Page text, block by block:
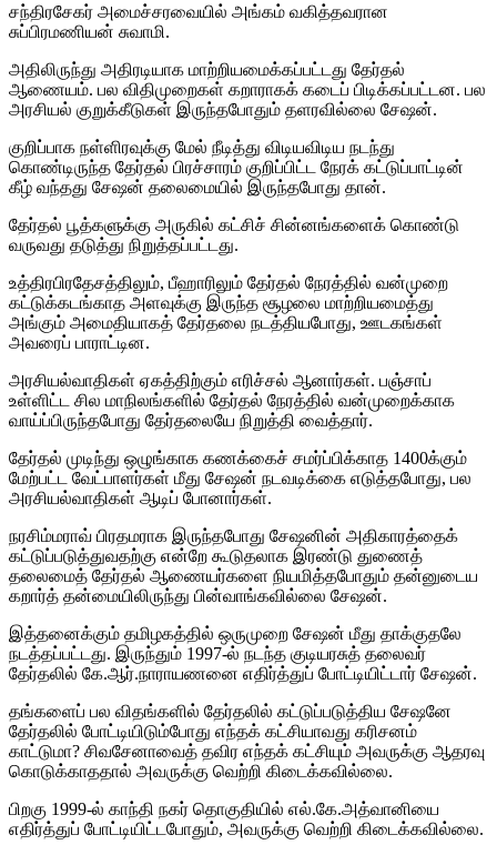
சந்திரசேகர் அமைச்சரவையில் அங்கம் வகித்தவரான
சுப்பிரமணியன் சுவாமி.
அதிலிருந்து அதிரடியாக மாற்றியமைக்கப்பட்டது தேர்தல்
ஆணையம். பல விதிமுறைகள் கறாராகக் கடைப் பிடிக்கப்பட்டன. பல
அரசியல் குறுக்கீடுகள் இருந்தபோதும் தளரவில்லை சேஷன்.
குறிப்பாக நள்ளிரவுக்கு மேல் நீடித்து விடியவிடிய நடந்து
கொண்டிருந்த தேர்தல் பிரச்சாரம் குறிப்பிட்ட நேரக் கட்டுப்பாட்டின்
கீழ் வந்தது சேஷன் தலைமையில் இருந்தபோது தான்.
தேர்தல் பூத்களுக்கு அருகில் கட்சிச் சின்னங்களைக் கொண்டு
வருவது தடுத்து நிறுத்தப்பட்டது.
உத்திரபிரதேசத்திலும், பீஹாரிலும் தேர்தல் நேரத்தில் வன்முறை
கட்டுக்கடங்காத அளவுக்கு இருந்த சூழலை மாற்றியமைத்து
அங்கும் அமைதியாகத் தேர்தலை நடத்தியபோது, ஊடகங்கள்
அவரைப் பாராட்டின.
அரசியல்வாதிகள் ஏகத்திற்கும் எரிச்சல் ஆனார்கள். பஞ்சாப்
உள்ளிட்ட சில மாநிலங்களில் தேர்தல் நேரத்தில் வன்முறைக்காக
வாய்ப்பிருந்தபோது தேர்தலையே நிறுத்தி வைத்தார்.
தேர்தல் முடிந்து ஒழுங்காக கணக்கைச் சமர்ப்பிக்காத 1400க்கும்
மேற்பட்ட வேட்பாளர்கள் மீது சேஷன் நடவடிக்கை எடுத்தபோது, பல
அரசியல்வாதிகள் ஆடிப் போனார்கள்.
நரசிம்மராவ் பிரதமராக இருந்தபோது சேஷனின் அதிகாரத்தைக்
கட்டுப்படுத்துவதற்கு என்றே கூடுதலாக இரண்டு துணைத்
தலைமைத் தேர்தல் ஆணையர்களை நியமித்தபோதும் தன்னுடைய
கறார்த் தன்மையிலிருந்து பின்வாங்கவில்லை சேஷன்.
இத்தனைக்கும் தமிழகத்தில் ஒருமுறை சேஷன் மீது தாக்குதலே
நடத்தப்பட்டது. இருந்தும் 1997-ல் நடந்த குடியரசுத் தலைவர்
தேர்தலில் கே.ஆர்.நாராயணனை எதிர்த்துப் போட்டியிட்டார் சேஷன்.
தங்களைப் பல விதங்களில் தேர்தலில் கட்டுப்படுத்திய சேஷனே
தேர்தலில் போட்டியிடும்போது எந்தக் கட்சியாவது கரிசனம்
காட்டுமா? சிவசேனாவைத் தவிர எந்தக் கட்சியும் அவருக்கு ஆதரவு
கொடுக்காததால் அவருக்கு வெற்றி கிடைக்கவில்லை.
பிறகு 1999-ல் காந்தி நகர் தொகுதியில் எல்.கே.அத்வானியை
எதிர்த்துப் போட்டியிட்டபோதும், அவருக்கு வெற்றி கிடைக்கவில்லை.